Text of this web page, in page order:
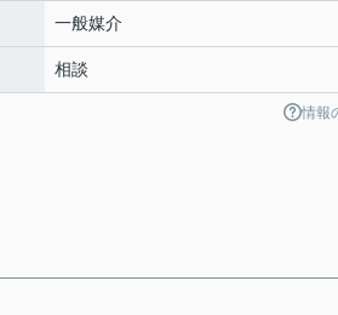
一般媒介
相談
情報